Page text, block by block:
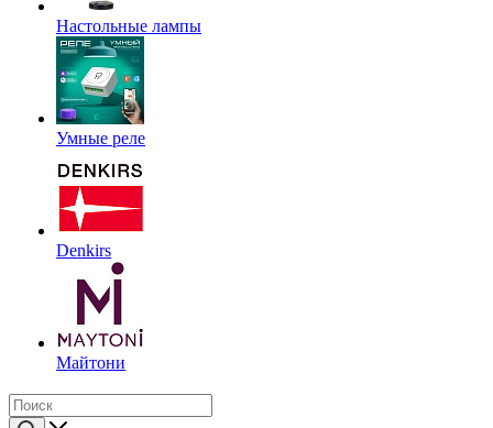
Настольные лампы
Умные реле
Denkirs
Майтони